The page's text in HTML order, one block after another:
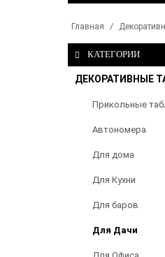
Главная
КАТЕГОРИИ
ДЕКОРАТИВНЫЕ
Прикольные
Автономера
Для дома
Для Кухни
Для баров
Для Дачи